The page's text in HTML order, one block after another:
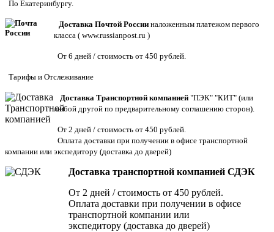
По Екатеринбургу.
Доставка Почтой России наложенным платежом первого
класса ( www.russianpost.ru )
От 6 дней / стоимость от 450 рублей.
Тарифы и Отслеживание
Доставка Транспортной компанией "ПЭК" "КИТ" (или
любой другой по предварительному соглашению сторон).
От 2 дней / стоимость от 450 рублей.
Оплата доставки при получении в офисе транспортной
компании или экспедитору (доставка до дверей)
Доставка транспортной компанией СДЭК
От 2 дней / стоимость от 450 рублей.
Оплата доставки при получении в офисе
транспортной компании или
экспедитору (доставка до дверей)